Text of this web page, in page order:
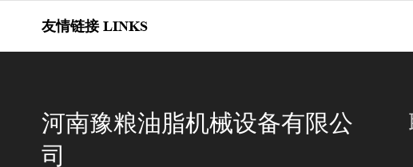
友情链接 LINKS
河南豫粮油脂机械设备有限公
司